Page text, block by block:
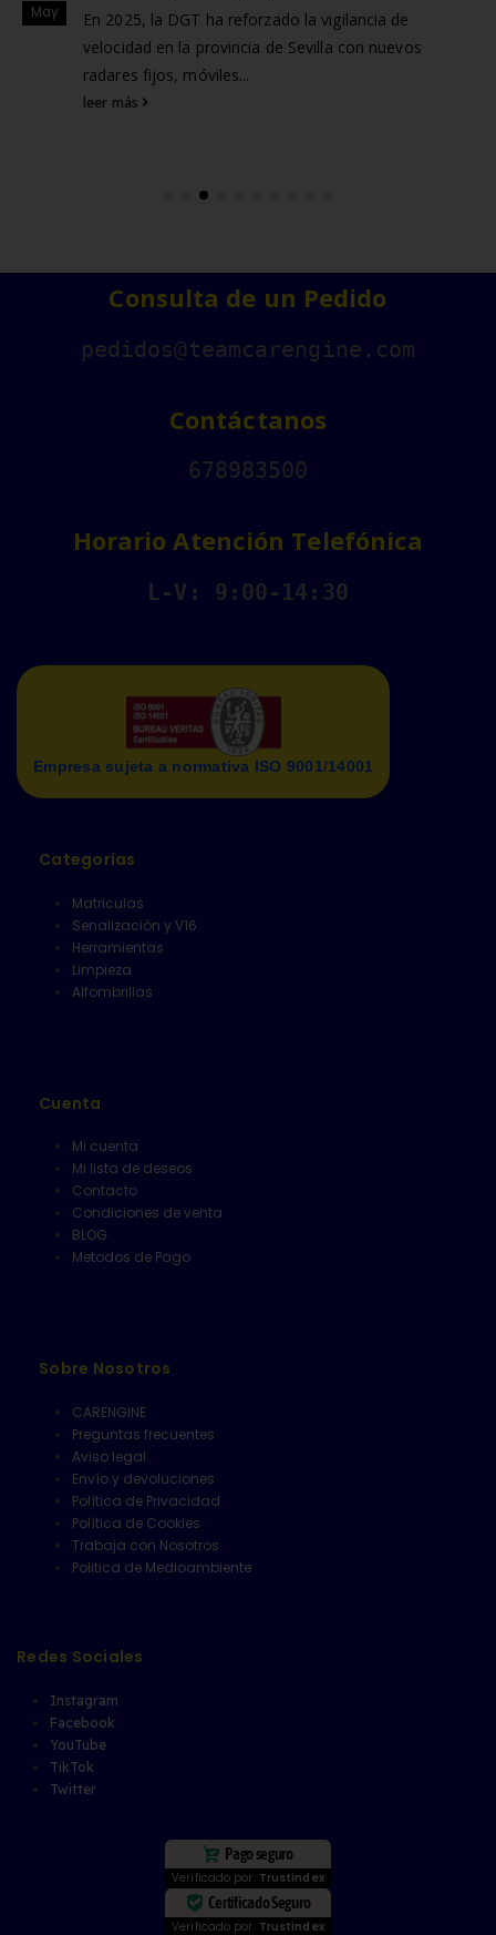
May
En 2025, la DGT ha reforzado la vigilancia de
velocidad en la provincia de Sevilla con nuevos
radares fijos, móviles...
leer más
Consulta de un Pedido
pedidos@teamcarengine.com
Contáctanos
678983500
Horario Atención Telefónica
L-V: 9:00-14:30
Empresa sujeta a normativa ISO 9001/14001
Categorías
Matriculas
Senalización y V16
Herramientas
Limpieza
Alfombrillas
Cuenta
Mi cuenta
Mi lista de deseos
Contacto
Condiciones de venta
BLOG
Metodos de Pago
Sobre Nosotros
CARENGINE
Preguntas frecuentes
Aviso legal
Envío y devoluciones
Política de Privacidad
Política de Cookies
Trabaja con Nosotros
Politica de Medioambiente
Redes Sociales
Instagram
Facebook
YouTube
TikTok
Twitter
Pago seguro
Verificado por: Trustindex
Certificado Seguro
Verificado por: Trustindex